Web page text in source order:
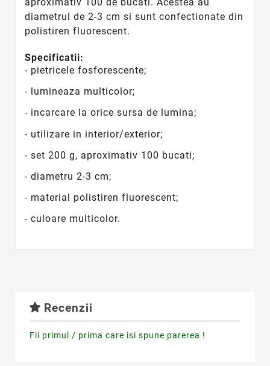
diametrul de 2-3 cm si sunt confectionate din
polistiren fluorescent.
Specificatii:
- pietricele fosforescente;
- lumineaza multicolor;
- incarcare la orice sursa de lumina;
- utilizare in interior/exterior;
- set 200 g, aproximativ 100 bucati;
- diametru 2-3 cm;
- material polistiren fluorescent;
- culoare multicolor.
Recenzii
Fii primul / prima care isi spune parerea !